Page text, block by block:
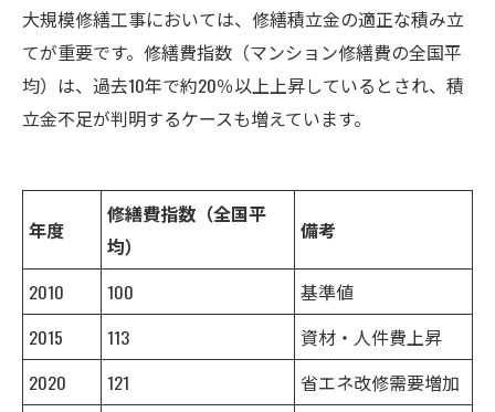
大規模修繕工事においては、修繕積立金の適正な積み立
てが重要です。修繕費指数（マンション修繕費の全国平
均）は、過去10年で約20％以上上昇しているとされ、積
立金不足が判明するケースも増えています。
年度
修繕費指数（全国平
均）
備考
2010 100
基準値
2015
113
資材・人件費上昇
2020
121
省エネ改修需要増加